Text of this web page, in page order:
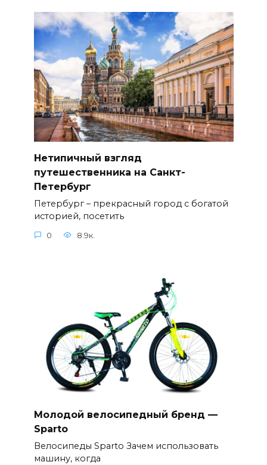
Нетипичный взгляд
путешественника на Санкт-
Петербург
Петербург – прекрасный город с богатой
историей, посетить
0 8.9к.
Молодой велосипедный бренд —
Sparto
Велосипеды Sparto Зачем использовать
машину, когда